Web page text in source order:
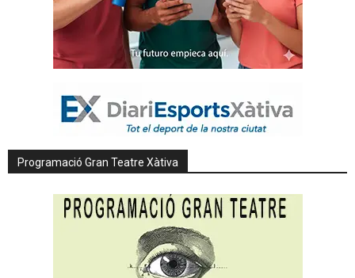
Programació Gran Teatre Xàtiva